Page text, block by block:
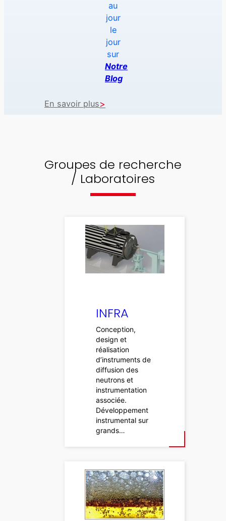
au
jour
le
jour
sur
Notre
Blog
En savoir plus
Groupes de recherche
/ Laboratoires
INFRA
Conception,
design et
réalisation
d’instruments de
diffusion des
neutrons et
instrumentation
associée.
Développement
instrumental sur
grands…